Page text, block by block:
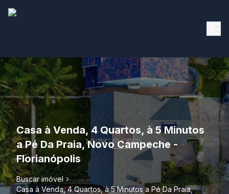
Casa à Venda, 4 Quartos, à 5 Minutos
a Pé Da Praia, Novo Campeche -
Florianópolis
Buscar imóvel
Casa à Venda, 4 Quartos, à 5 Minutos a Pé Da Praia,